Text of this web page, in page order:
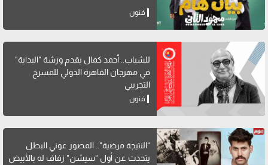
فنون
للشباب.. أحمد كمال يقدم ورشة "البداية"
في مهرجان القاهرة الدولي للمسرح
التجريبي
فنون
"النتيجة مرضية".. المصور عوني البطل
يتحدث عن أول "سيشن" زفاف له بالأبيض